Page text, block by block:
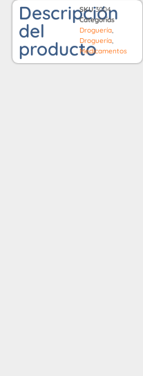
Descripción
del
producto
SKU3004
Categorías
Droguería,
Droguería,
Medicamentos